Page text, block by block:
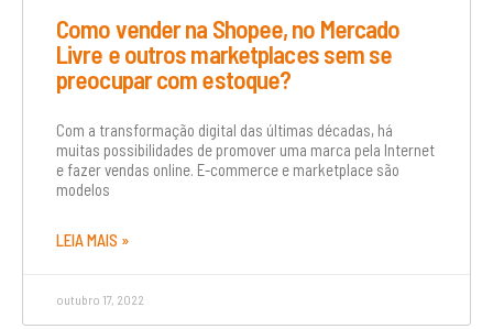
Como vender na Shopee, no Mercado
Livre e outros marketplaces sem se
preocupar com estoque?
Com a transformação digital das últimas décadas, há
muitas possibilidades de promover uma marca pela Internet
e fazer vendas online. E-commerce e marketplace são
modelos
LEIA MAIS »
outubro 17, 2022